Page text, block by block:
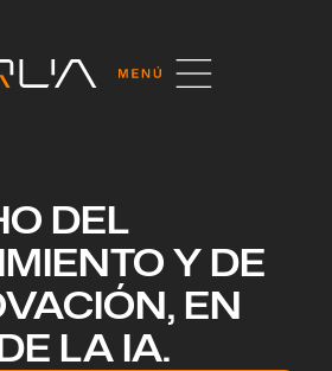
DEL
Y DE
EN
LA IA.